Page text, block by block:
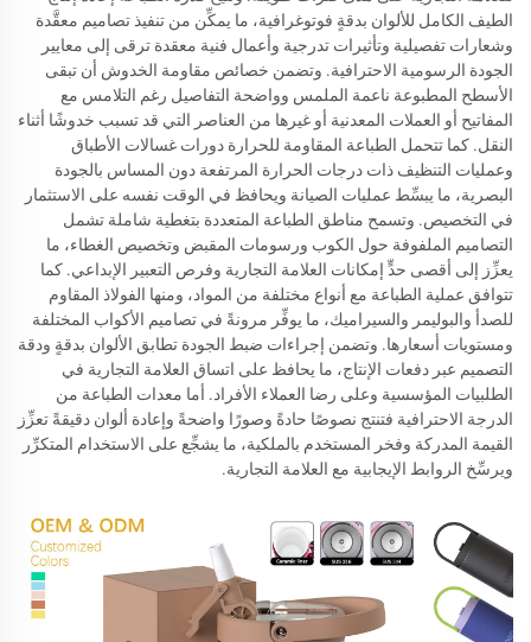
الطيف الكامل للألوان بدقةٍ فوتوغرافية، ما يمكِّن من تنفيذ تصاميم معقَّدة
وشعارات تفصيلية وتأثيرات تدرجية وأعمال فنية معقدة ترقى إلى معايير
الجودة الرسومية الاحترافية. وتضمن خصائص مقاومة الخدوش أن تبقى
الأسطح المطبوعة ناعمة الملمس وواضحة التفاصيل رغم التلامس مع
المفاتيح أو العملات المعدنية أو غيرها من العناصر التي قد تسبب خدوشًا أثناء
النقل. كما تتحمل الطباعة المقاومة للحرارة دورات غسالات الأطباق
وعمليات التنظيف ذات درجات الحرارة المرتفعة دون المساس بالجودة
البصرية، ما يبسِّط عمليات الصيانة ويحافظ في الوقت نفسه على الاستثمار
في التخصيص. وتسمح مناطق الطباعة المتعددة بتغطية شاملة تشمل
التصاميم الملفوفة حول الكوب ورسومات المقبض وتخصيص الغطاء، ما
يعزِّز إلى أقصى حدٍّ إمكانات العلامة التجارية وفرص التعبير الإبداعي. كما
تتوافق عملية الطباعة مع أنواع مختلفة من المواد، ومنها الفولاذ المقاوم
للصدأ والبوليمر والسيراميك، ما يوفِّر مرونةً في تصاميم الأكواب المختلفة
ومستويات أسعارها. وتضمن إجراءات ضبط الجودة تطابق الألوان بدقةٍ ودقة
التصميم عبر دفعات الإنتاج، ما يحافظ على اتساق العلامة التجارية في
الطلبيات المؤسسية وعلى رضا العملاء الأفراد. أما معدات الطباعة من
الدرجة الاحترافية فتنتج نصوصًا حادةً وصورًا واضحةً وإعادة ألوان دقيقةً تعزِّز
القيمة المدركة وفخر المستخدم بالملكية، ما يشجِّع على الاستخدام المتكرِّر
ويرسِّخ الروابط الإيجابية مع العلامة التجارية.